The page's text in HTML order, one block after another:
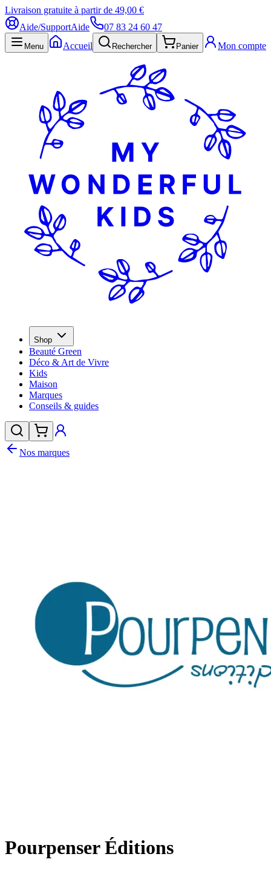
Livraison gratuite à partir de 49,00 €
Aide/SupportAide 07 83 24 60 47
Menu Accueil Rechercher Panier Mon compte
Shop
Beauté Green
Déco & Art de Vivre
Kids
Maison
Marques
Conseils & guides
Nos marques
Pourpenser Éditions